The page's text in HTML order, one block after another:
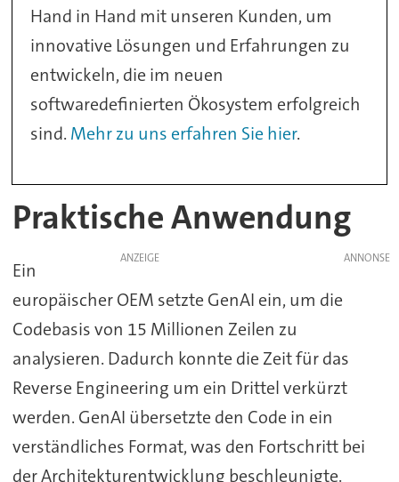
Hand in Hand mit unseren Kunden, um
innovative Lösungen und Erfahrungen zu
entwickeln, die im neuen
softwaredefinierten Ökosystem erfolgreich
sind. Mehr zu uns erfahren Sie hier.
Praktische Anwendung
ANZEIGE
Ein
europäischer OEM setzte GenAI ein, um die
Codebasis von 15 Millionen Zeilen zu
analysieren. Dadurch konnte die Zeit für das
Reverse Engineering um ein Drittel verkürzt
werden. GenAI übersetzte den Code in ein
verständliches Format, was den Fortschritt bei
der Architekturentwicklung beschleunigte.